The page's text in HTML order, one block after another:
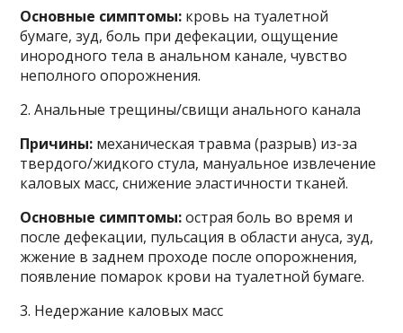
Основные симптомы: кровь на туалетной
бумаге, зуд, боль при дефекации, ощущение
инородного тела в анальном канале, чувство
неполного опорожнения.
2. Анальные трещины/свищи анального канала
Причины: механическая травма (разрыв) из-за
твердого/жидкого стула, мануальное извлечение
каловых масс, снижение эластичности тканей.
Основные симптомы:острая боль во время и
после дефекации, пульсация в области ануса, зуд,
жжение в заднем проходе после опорожнения,
появление помарок крови на туалетной бумаге.
3. Недержание каловых масс